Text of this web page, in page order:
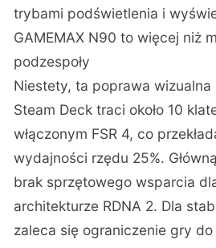
trybami podświetlenia i
GAMEMAX N90 to więcej niż
podzespoły
Niestety, ta poprawa wizualna
Steam Deck traci około 10
włączonym FSR 4, co
wydajności rzędu 25%.
brak sprzętowego wsparcia
architekturze RDNA 2. Dla
zaleca się ograniczenie gry